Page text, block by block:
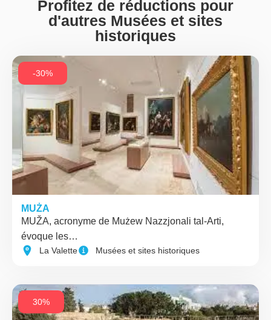
Profitez de réductions pour
d'autres Musées et sites
historiques
-30%
MUŻA
MUŽA, acronyme de Mużew Nazzjonali tal-Arti,
évoque les…
La Valette Musées et sites historiques
30%